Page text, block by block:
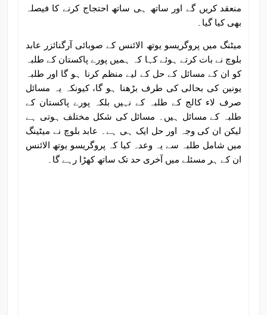
منعقد کریں گے اور ساتھ ہی ساتھ احتجاج کرنے کا فیصلہ
بھی کیا گیا۔
میٹنگ میں پروگریسو یوتھ الائنس کے صوبائی آرگنائزر عابد
بلوچ نے بات کرتے ہوئے کہا کہ ہمیں پورے پاکستان کے طلبہ
کو ان کے مسائل کے حل کے لیے منظم کرنا ہو گا اور طلبہ
یونین کی بحالی کی طرف بڑھنا ہو گا، کیونکہ یہ مسائل
صرف لاء کالج کے طلبہ کے نہیں بلکہ پورے پاکستان کے
طلبہ کے مسائل ہیں۔ مسائل کی شکل مختلف ہوتی ہے
لیکن ان کی وجہ اور حل ایک ہی ہے۔ عابد بلوچ نے میٹینگ
میں شامل طلبہ سے یہ وعدہ کیا کہ پروگریسو یوتھ الائنس
ان کے ہر مسئلے میں آخری حد تک ساتھ کھڑا رہے گا۔